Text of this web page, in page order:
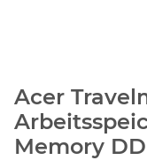
Acer
Memory